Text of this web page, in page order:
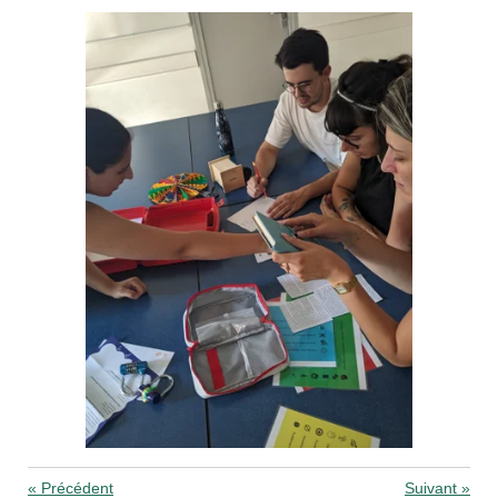
« Précédent Suivant »